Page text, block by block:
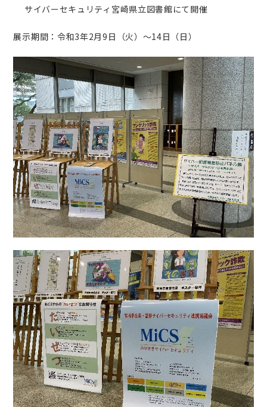
サイバーセキュリティ宮崎県立図書館にて開催
展示期間：令和3年2月9日（火）～14日（日）